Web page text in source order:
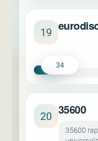
19
34
20 35600
35600